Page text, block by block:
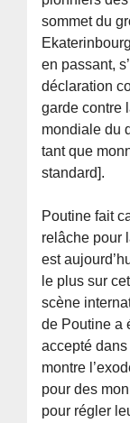
sommet du
en passant,
déclaration
garde contre
mondiale du
tant que
standard].
Poutine fait
relâche pour
est
le plus sur
scène
de Poutine a
accepté
montre
pour des
pour régler